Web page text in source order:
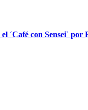
´Café con Sensei`